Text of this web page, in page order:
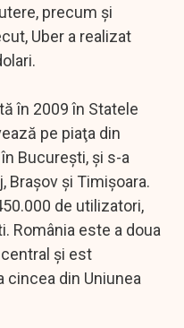
precum şi
Uber a realizat
în 2009 în Statele
pe piaţa din
Bucureşti, şi s-a
Braşov şi Timişoara.
de utilizatori,
România este a doua
şi est
cincea din Uniunea